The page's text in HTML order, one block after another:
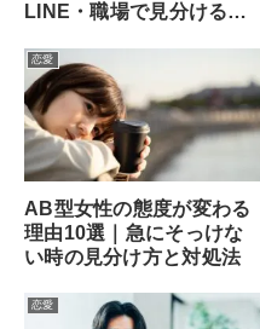
LINE・職場で見分ける方
恋愛
AB型女性の態度が変わる
理由10選｜急にそっけな
い時の見分け方と対処法
恋愛